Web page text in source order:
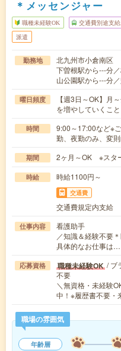
＊メッセンジャー
職種未経験OK 交通費別途支給
派遣
勤務地
北九州市小倉南区
下曽根駅から---分
山公園駅から---分
曜日頻度
【週3日～OK】月
を増やしていくこ
時間
9:00～17:00など※
勤、夜勤のみ、変
期間 2ヶ月～OK ※スタ
時給 時給1100円～
交通費
交通費規定内支給
仕事内容
看護助手
／知識＆経験不要
具体的なお仕事は
応募資格 職種未経験OK / ブ
不要
＼無資格・未経験
中！※履歴書不要
職場の雰囲気
年齢層